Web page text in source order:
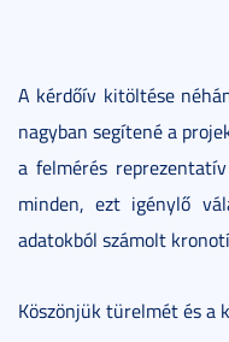
A kérdőív kitöltése
nagyban segítené a
a felmérés
minden, ezt igénylő
adatokból számolt
Köszönjük türelmét és